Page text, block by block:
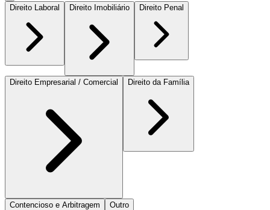
Direito Laboral Direito Imobiliário Direito Penal
Direito Empresarial / Comercial Direito da Família
Contencioso e Arbitragem Outro